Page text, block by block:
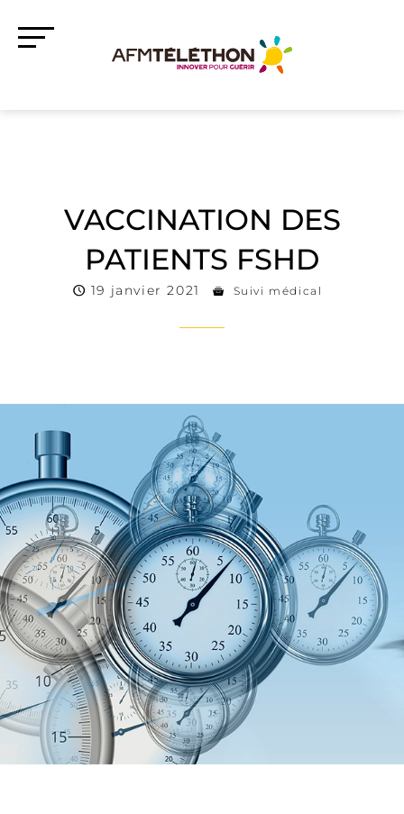
VACCINATION DES
PATIENTS FSHD
19 janvier 2021 Suivi médical